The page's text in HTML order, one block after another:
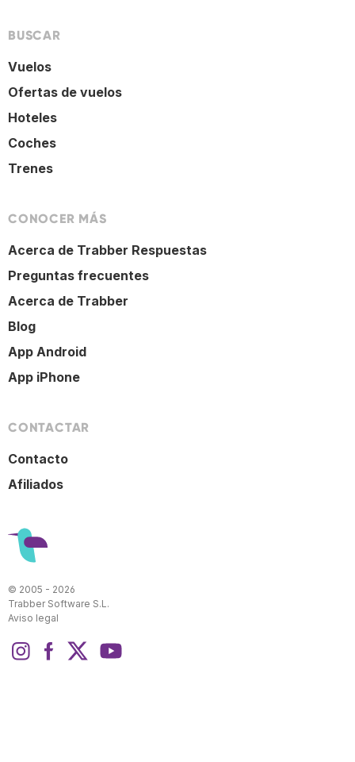
BUSCAR
Vuelos
Ofertas de vuelos
Hoteles
Coches
Trenes
CONOCER MÁS
Acerca de Trabber Respuestas
Preguntas frecuentes
Acerca de Trabber
Blog
App Android
App iPhone
CONTACTAR
Contacto
Afiliados
© 2005 - 2026
Trabber Software S.L.
Aviso legal